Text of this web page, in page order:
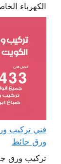
الكهرباء
ورق حائط
تركيب ورق